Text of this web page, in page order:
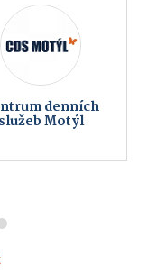
denních
služeb Motýl